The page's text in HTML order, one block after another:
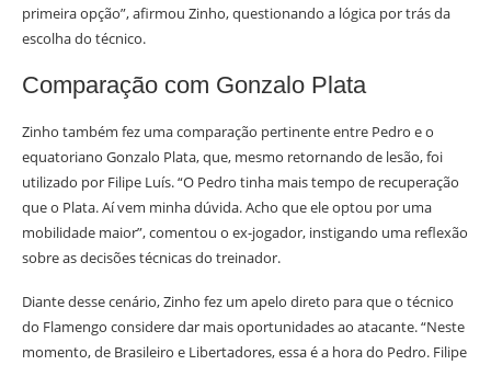
primeira opção”, afirmou Zinho, questionando a lógica por trás da
escolha do técnico.
Comparação com Gonzalo Plata
Zinho também fez uma comparação pertinente entre Pedro e o
equatoriano Gonzalo Plata, que, mesmo retornando de lesão, foi
utilizado por Filipe Luís. “O Pedro tinha mais tempo de recuperação
que o Plata. Aí vem minha dúvida. Acho que ele optou por uma
mobilidade maior”, comentou o ex-jogador, instigando uma reflexão
sobre as decisões técnicas do treinador.
Diante desse cenário, Zinho fez um apelo direto para que o técnico
do Flamengo considere dar mais oportunidades ao atacante. “Neste
momento, de Brasileiro e Libertadores, essa é a hora do Pedro. Filipe